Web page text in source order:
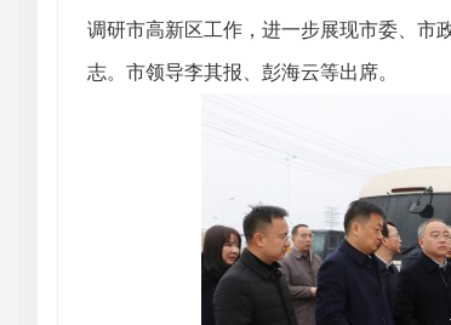
调研市高新区工作，进一步展现市委、市
志。市领导李其报、彭海云等出席。